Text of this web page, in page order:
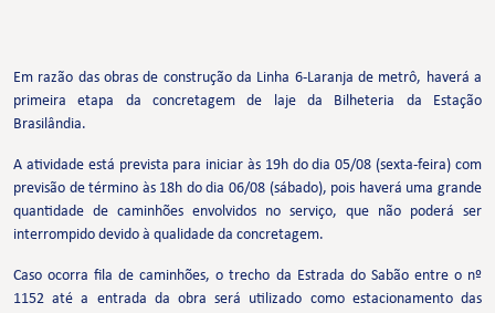
Em razão das obras de construção da Linha 6-Laranja de metrô, haverá a
primeira etapa da concretagem de laje da Bilheteria da Estação
Brasilândia.
A atividade está prevista para iniciar às 19h do dia 05/08 (sexta-feira) com
previsão de término às 18h do dia 06/08 (sábado), pois haverá uma grande
quantidade de caminhões envolvidos no serviço, que não poderá ser
interrompido devido à qualidade da concretagem.
Caso ocorra fila de caminhões, o trecho da Estrada do Sabão entre o nº
1152 até a entrada da obra será utilizado como estacionamento das